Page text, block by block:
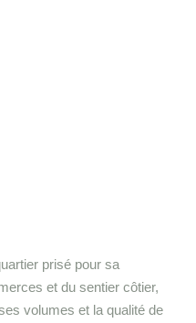
prisé pour sa
et du sentier côtier,
volumes et la qualité de